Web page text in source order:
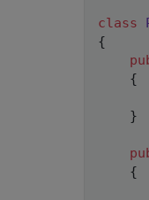
class
{
{
}
{